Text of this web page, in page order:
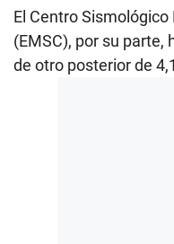
El Centro
(EMSC), por su parte,
de otro posterior de